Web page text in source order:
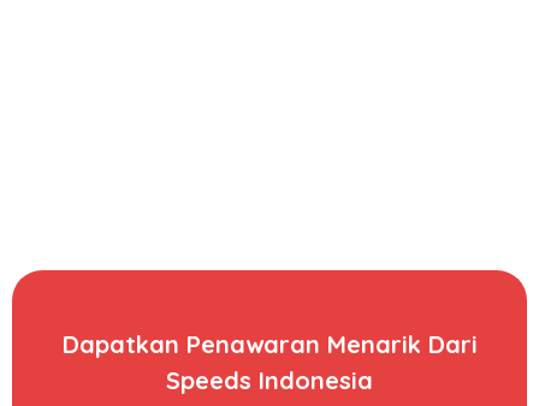
Dapatkan Penawaran Menarik Dari
Speeds Indonesia